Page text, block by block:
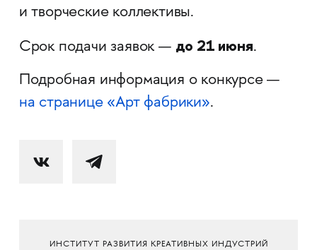
и творческие коллективы.
Срок подачи заявок — до 21 июня.
Подробная информация о конкурсе —
на странице «Арт фабрики».
ИНСТИТУТ РАЗВИТИЯ КРЕАТИВНЫХ ИНДУСТРИЙ